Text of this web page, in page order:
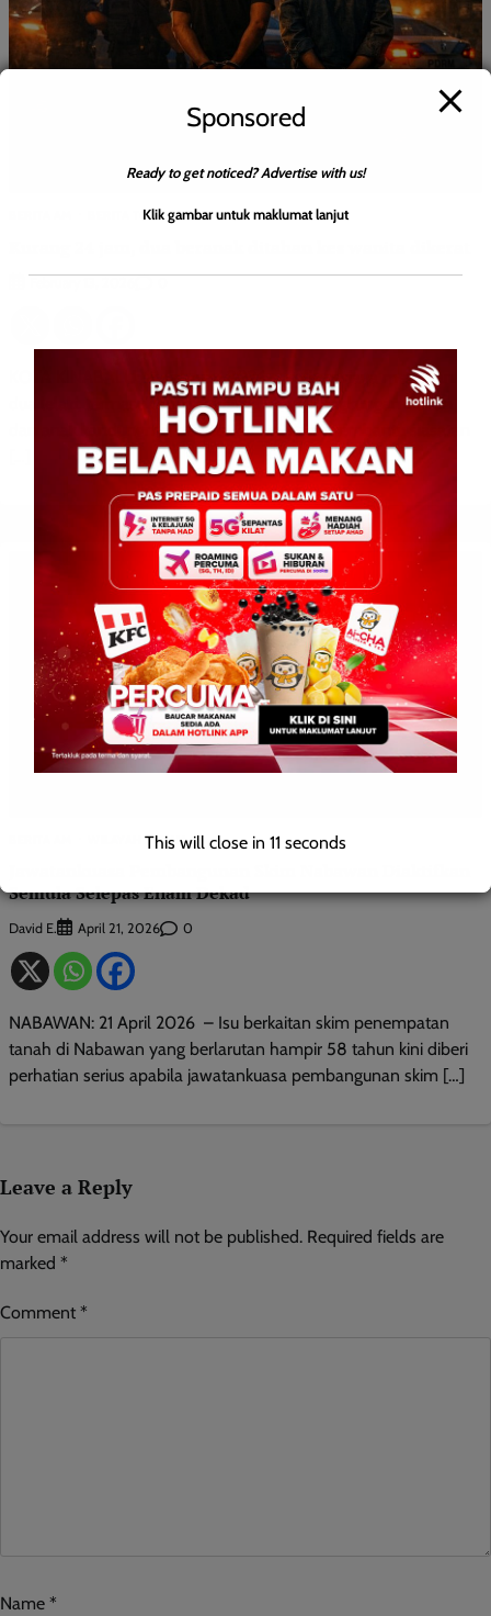
BERITA TOP JENAYAH WILAYAH SABAH
KOTA KINABALU: 13 Februari 2026 – Polis berjaya menahan
dua lelaki, termasuk suspek utama berusia lingkungan 70-an
dan anak kandungnya berusia 20-an, bagi membantu siasatan
WILAYAH SABAH
Semula Selepas Enam Dekad
David E. April 21, 2026 0
NABAWAN: 21 April 2026 – Isu berkaitan skim penempatan
tanah di Nabawan yang berlarutan hampir 58 tahun kini diberi
perhatian serius apabila jawatankuasa pembangunan skim […]
Leave a Reply
Your email address will not be published. Required fields are
marked *
Comment *
Name *
Sponsored
Ready to get noticed? Advertise with us!
Klik gambar untuk maklumat lanjut
This will close in 10 seconds